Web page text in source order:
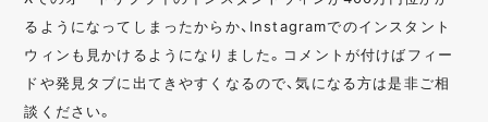
るようになってしまったからか、Instagramでのインスタント
ウィンも見かけるようになりました。コメントが付けばフィー
ドや発見タブに出てきやすくなるので、気になる方は是非ご相
談ください。